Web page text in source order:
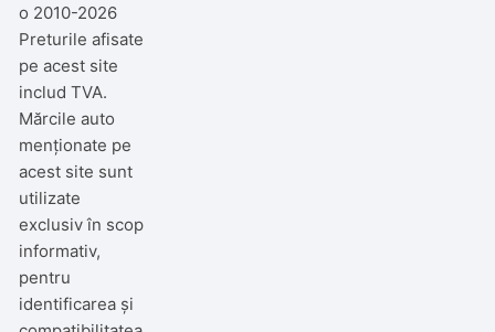
o 2010-2026
Preturile afisate
pe acest site
includ TVA.
Mărcile auto
menționate pe
acest site sunt
utilizate
exclusiv în scop
informativ,
pentru
identificarea și